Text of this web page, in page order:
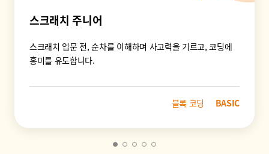
스크래치 주니어
스크래치 입문 전, 순차를 이해하며 사고력을 기르고, 코딩에
흥미를 유도합니다.
블록 코딩 BASIC